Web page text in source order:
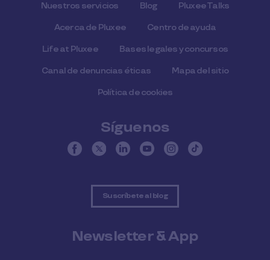
Nuestros servicios Blog Pluxee Talks
Acerca de Pluxee Centro de ayuda
Life at Pluxee Bases legales y concursos
Canal de denuncias éticas Mapa del sitio
Política de cookies
Síguenos
Suscríbete al blog
Newsletter & App